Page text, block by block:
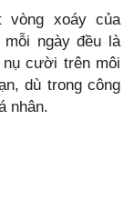
vòng xoáy của
ngày đều là
cười trên môi
dù trong công
nhân.